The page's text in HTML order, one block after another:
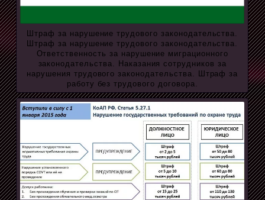
Штраф за нарушение трудового законодательства.
Штраф за нарушение трудового законодательства.
Ответственность за нарушение миграционного
законодательства. Наказания сотрудников за
нарушения трудового законодательства. Штраф за
работу без трудового договора.